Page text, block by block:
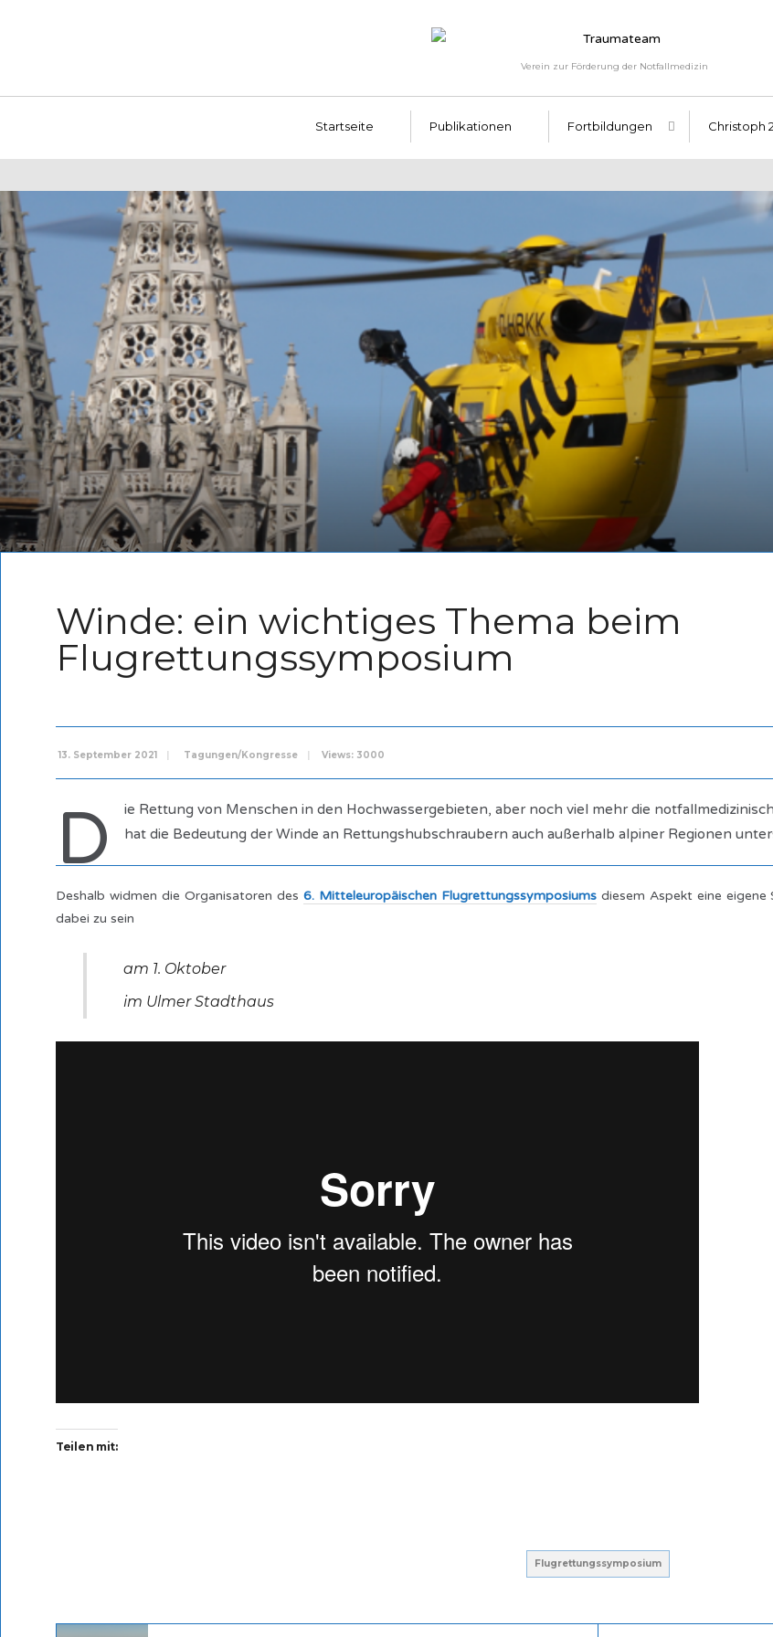
Verein zur Förderung der Notfallmedizin
Startseite Publikationen Fortbildungen Christoph
Winde: ein wichtiges Thema beim
Flugrettungssymposium
13. September 2021 Tagungen/Kongresse Views: 3000
D
ie Rettung von Menschen in den Hochwassergebieten, aber noch viel mehr die
hat die Bedeutung der Winde an Rettungshubschraubern auch außerhalb alpiner Regionen
Deshalb widmen die Organisatoren des 6. Mitteleuropäischen Flugrettungssymposiumsdiesem Aspekt eine eigene
dabei zu sein
am 1. Oktober
im Ulmer Stadthaus
Teilen mit:
Flugrettungssymposium